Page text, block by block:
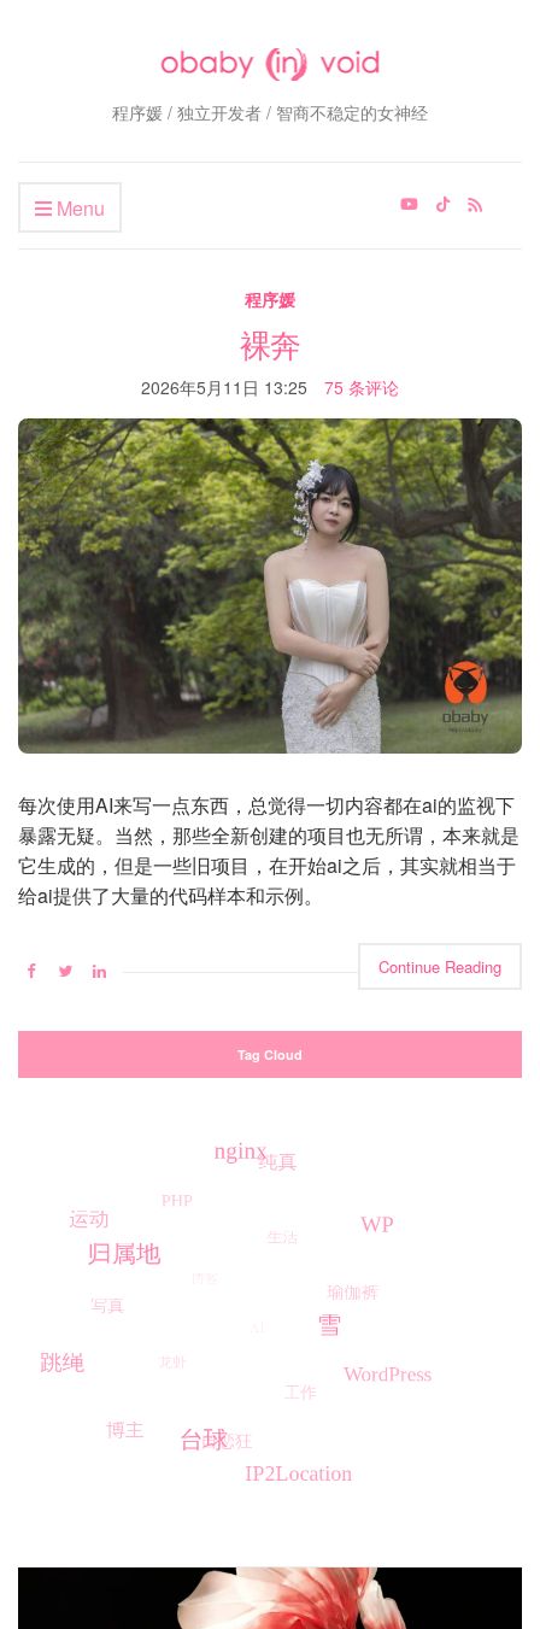
程序媛 / 独立开发者 / 智商不稳定的女神经
Menu
程序媛
裸奔
2026年5月11日 13:25 75 条评论
每次使用AI来写一点东西，总觉得一切内容都在ai的监视下
暴露无疑。当然，那些全新创建的项目也无所谓，本来就是
它生成的，但是一些旧项目，在开始ai之后，其实就相当于
给ai提供了大量的代码样本和示例。
Continue Reading
Tag Cloud